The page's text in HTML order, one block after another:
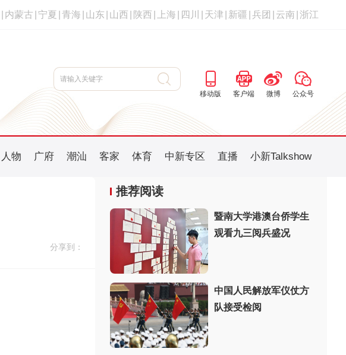
内蒙古 宁夏 青海 山东 山西 陕西 上海 四川 天津 新疆 兵团 云南 浙江
移动版 客户端 微博 公众号
人物 广府 潮汕 客家 体育 中新专区 直播 小新Talkshow
分享到：
推荐阅读
暨南大学港澳台侨学生
观看九三阅兵盛况
中国人民解放军仪仗方
队接受检阅